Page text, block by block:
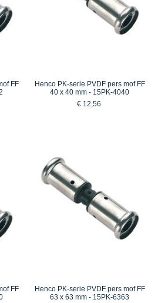
FF
Henco PK-serie PVDF pers mof FF
40 x 40 mm - 15PK-4040
€ 12,56
FF
Henco PK-serie PVDF pers mof FF
63 x 63 mm - 15PK-6363